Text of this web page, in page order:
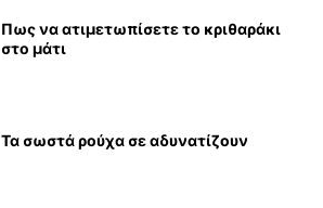
Πως να ατιμετωπίσετε το κριθαράκι
στο μάτι
Τα σωστά ρούχα σε αδυνατίζουν